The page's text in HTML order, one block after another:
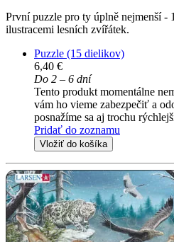
První puzzle pro ty úplně nejmenší -
ilustracemi lesních zvířátek.
Puzzle (15 dielikov)
6,40 €
Do 2 – 6 dní
Tento produkt momentálne
vám ho vieme zabezpečiť a
posnažíme sa aj trochu
Pridať do zoznamu
Vložiť do košíka